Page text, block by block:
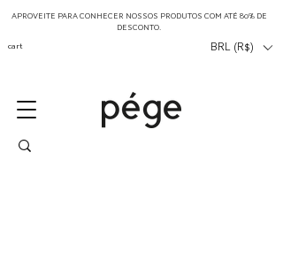
cart
APROVEITE PARA CONHECER NOSSOS PRODUTOS COM ATÉ 80% DE
DESCONTO.
BRL (R$)